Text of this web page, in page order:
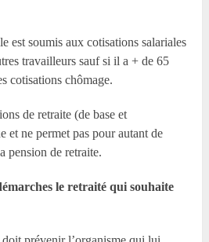
est soumis aux cotisations salariales
travailleurs sauf si il a + de 65
cotisations chômage.
de retraite (de base et
et ne permet pas pour autant de
pension de retraite.
le retraité qui souhaite